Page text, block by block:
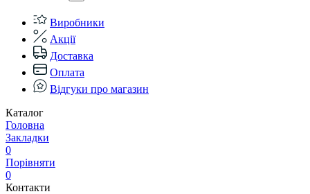
Виробники
Акції
Доставка
Оплата
Відгуки про магазин
Каталог
Головна
Закладки
0
Порівняти
0
Контакти